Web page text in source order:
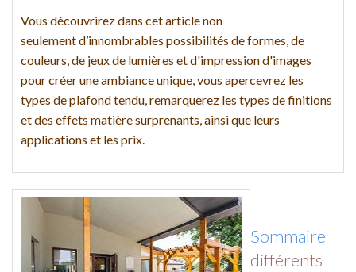
Vous découvrirez dans cet article non
seulement d’innombrables possibilités de formes, de
couleurs, de jeux de lumières et d'impression d'images
pour créer une ambiance unique, vous apercevrez les
types de plafond tendu, remarquerez les types de finitions
et des effets matière surprenants, ainsi que leurs
applications et les prix.
Sommaire
différents